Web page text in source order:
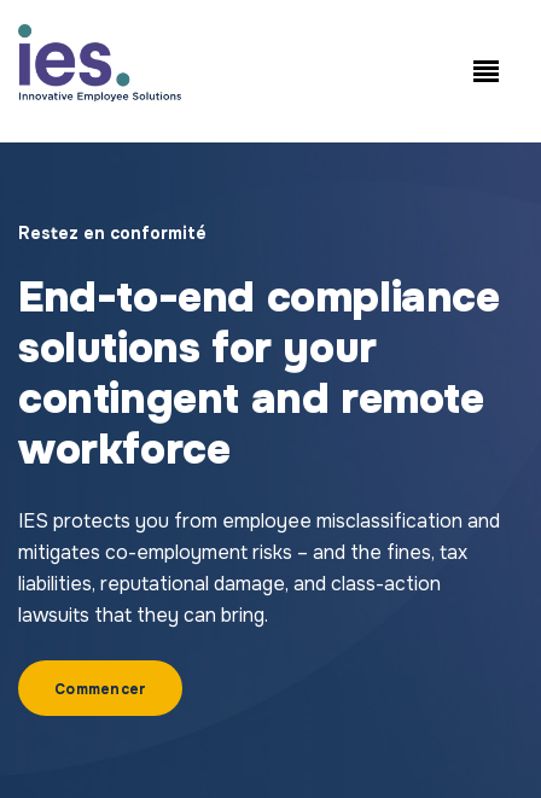
Salariés
Restez en conformité
End-to-end compliance
solutions for your
contingent and remote
workforce
IES protects you from employee misclassification and
mitigates co-employment risks – and the fines, tax
liabilities, reputational damage, and class-action
lawsuits that they can bring.
Commencer